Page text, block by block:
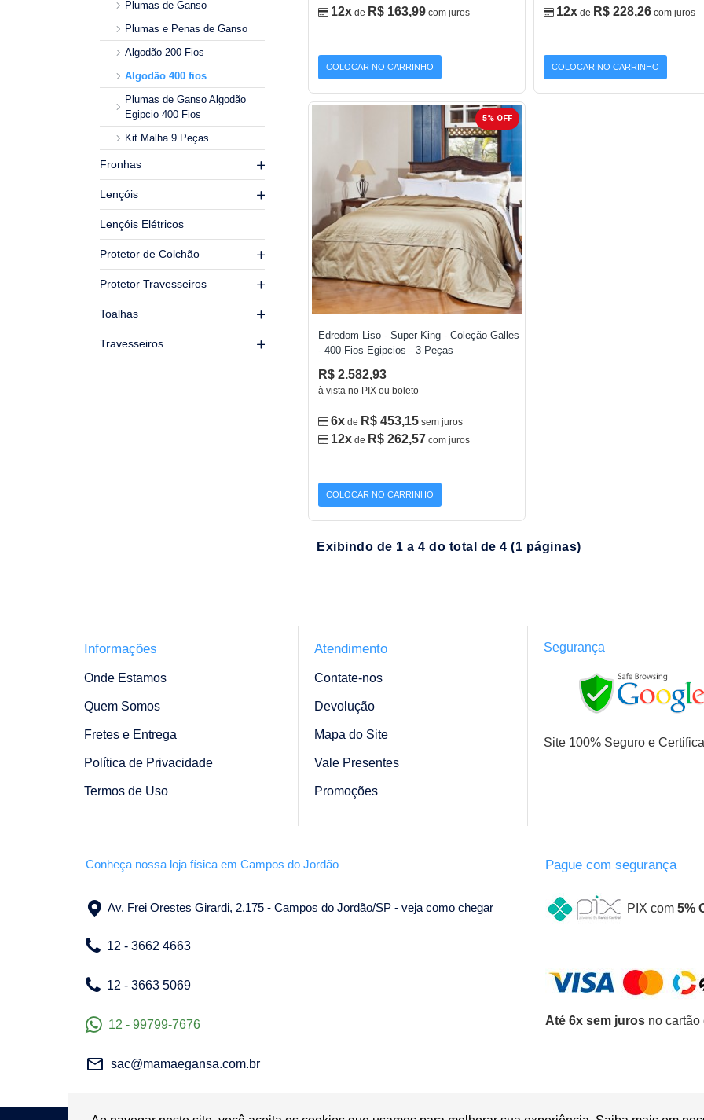
Plumas de Ganso
Plumas e Penas de Ganso
Algodão 200 Fios
Algodão 400 fios
Plumas de Ganso Algodão
Egipcio 400 Fios
Kit Malha 9 Peças
Fronhas
Lençóis
Lençóis Elétricos
Protetor de Colchão
Protetor Travesseiros
Toalhas
Travesseiros
12x de R$ 163,99 com juros
COLOCAR NO CARRINHO
12xde R$ 228,26com juros
COLOCAR NO CARRINHO
5% OFF
Edredom Liso - Super King - Coleção Galles
- 400 Fios Egipcios - 3 Peças
R$ 2.582,93
à vista no PIX ou boleto
6x de R$ 453,15 sem juros
12x de R$ 262,57 com juros
COLOCAR NO CARRINHO
Exibindo de 1 a 4 do total de 4 (1 páginas)
Informações
Onde Estamos
Quem Somos
Fretes e Entrega
Política de Privacidade
Termos de Uso
Atendimento
Contate-nos
Devolução
Mapa do Site
Vale Presentes
Promoções
Segurança
Site 100% Seguro e
Conheça nossa loja física em Campos do Jordão
Av. Frei Orestes Girardi, 2.175 - Campos do Jordão/SP - veja como chegar
12 - 3662 4663
12 - 3663 5069
12 - 99799-7676
sac@mamaegansa.com.br
Pague com segurança
PIX com 5%
Até 6x sem juros no cartão